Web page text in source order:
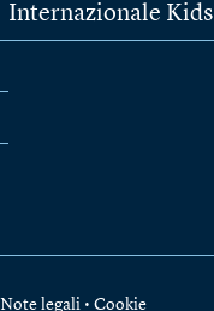
Internazionale Kids
Note legali • Cookie